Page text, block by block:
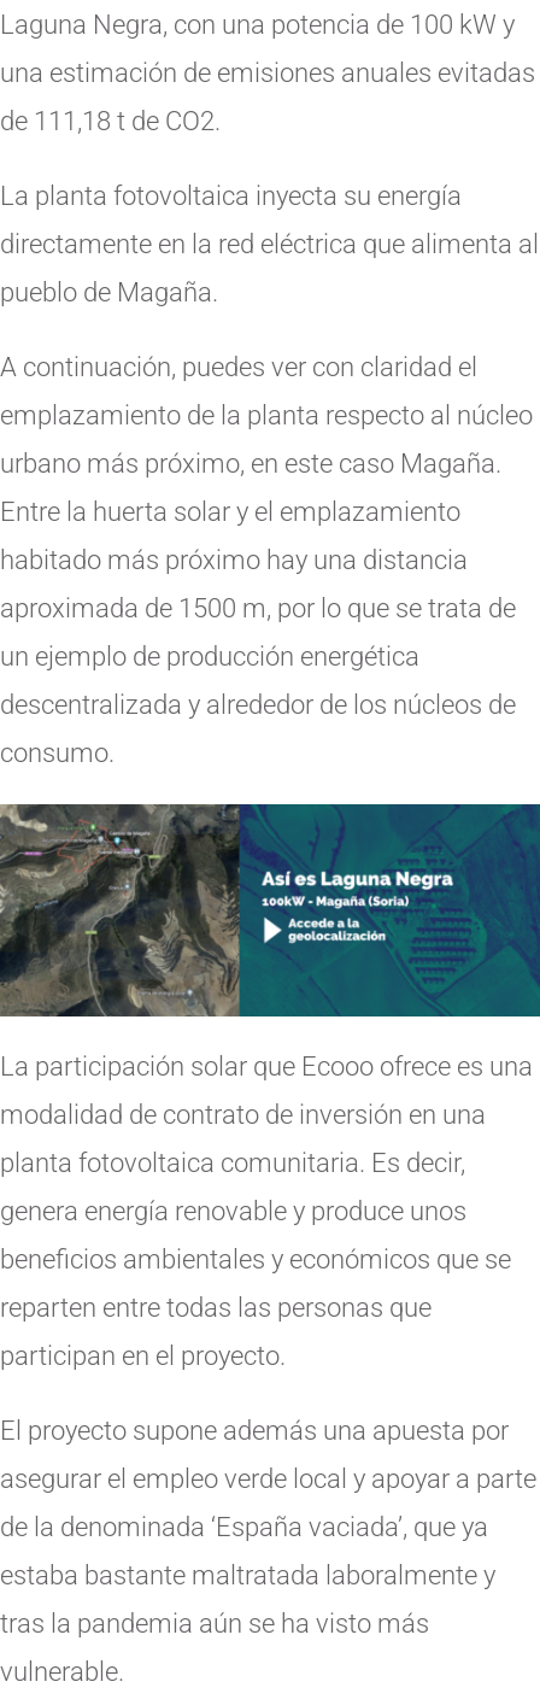
Laguna Negra, con una potencia de 100 kW y
una estimación de emisiones anuales evitadas
de 111,18 t de CO2.
La planta fotovoltaica inyecta su energía
directamente en la red eléctrica que alimenta al
pueblo de Magaña.
A continuación, puedes ver con claridad el
emplazamiento de la planta respecto al núcleo
urbano más próximo, en este caso Magaña.
Entre la huerta solar y el emplazamiento
habitado más próximo hay una distancia
aproximada de 1500 m, por lo que se trata de
un ejemplo de producción energética
descentralizada y alrededor de los núcleos de
consumo.
La participación solar que Ecooo ofrece es una
modalidad de contrato de inversión en una
planta fotovoltaica comunitaria. Es decir,
genera energía renovable y produce unos
beneficios ambientales y económicos que se
reparten entre todas las personas que
participan en el proyecto.
El proyecto supone además una apuesta por
asegurar el empleo verde local y apoyar a parte
de la denominada ‘España vaciada’, que ya
estaba bastante maltratada laboralmente y
tras la pandemia aún se ha visto más
vulnerable.